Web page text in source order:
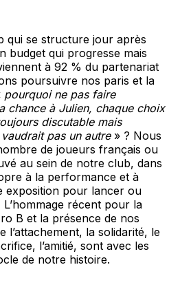
qui se structure jour après
budget qui progresse mais
à 92 % du partenariat
poursuivre nos paris et la
pourquoi ne pas faire
chance à Julien, chaque choix
discutable mais
pas un autre» ? Nous
de joueurs français ou
au sein de notre club, dans
à la performance et à
exposition pour lancer ou
récent pour la
B et la présence de nos
l’attachement, la solidarité, le
l’amitié, sont avec les
de notre histoire.